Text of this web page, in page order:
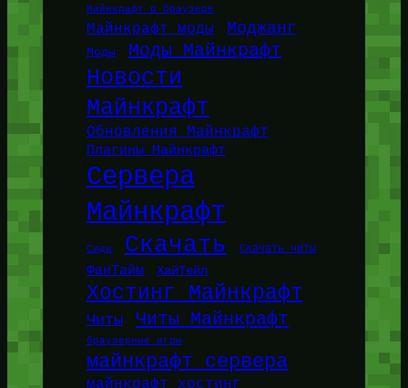
Майнкрафт в браузере
Майнкрафт моды Моджанг
Моды Моды Майнкрафт
Новости
Майнкрафт
Обновления Майнкрафт
Плагины Майнкрафт
Сервера
Майнкрафт
Сиды Скачать Скачать читы
ФанТайм ХайТейл
Хостинг Майнкрафт
Читы Читы Майнкрафт
браузерные игры
майнкрафт сервера
майнкрафт хостинг